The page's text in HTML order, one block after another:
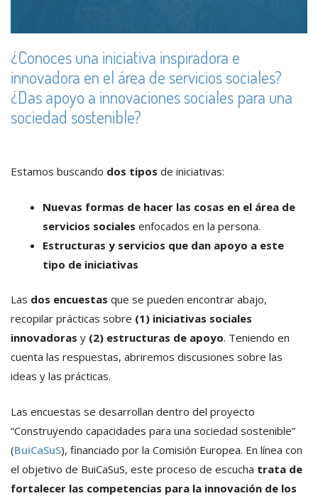
¿Conoces una iniciativa inspiradora e
innovadora en el área de servicios sociales?
¿Das apoyo a innovaciones sociales para una
sociedad sostenible?
Estamos buscando dos tipos de iniciativas:
Nuevas formas de hacer las cosas en el área de
servicios sociales enfocados en la persona.
Estructuras y servicios que dan apoyo a este
tipo de iniciativas
Las dos encuestas que se pueden encontrar abajo,
recopilar prácticas sobre (1) iniciativas sociales
innovadoras y (2) estructuras de apoyo. Teniendo en
cuenta las respuestas, abriremos discusiones sobre las
ideas y las prácticas.
Las encuestas se desarrollan dentro del proyecto
“Construyendo capacidades para una sociedad sostenible”
(BuiCaSuS), financiado por la Comisión Europea. En línea con
el objetivo de BuiCaSuS, este proceso de escucha trata de
fortalecer las competencias para la innovación de los